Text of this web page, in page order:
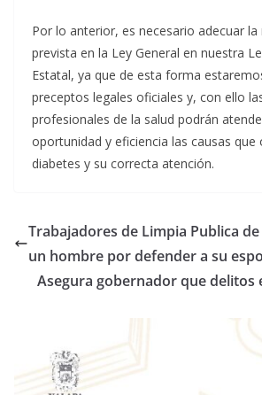
Por lo anterior, es necesario adecuar
prevista en la Ley General en nuestra
Estatal, ya que de esta forma
preceptos legales oficiales y, con ello
profesionales de la salud podrán
oportunidad y eficiencia las causas que
diabetes y su correcta atención.
Trabajadores de Limpia Publica
un hombre por defender a su
Asegura gobernador que delitos